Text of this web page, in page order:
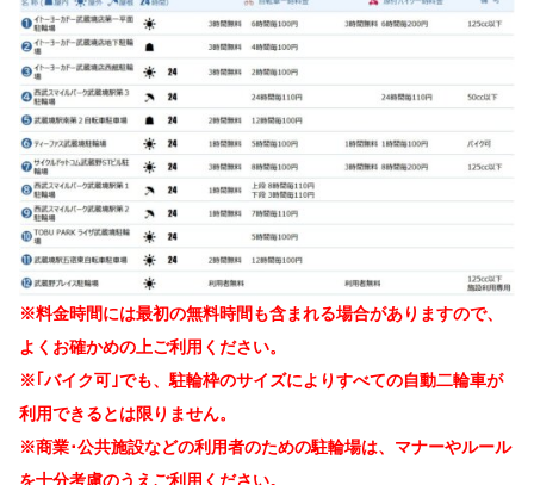
※料金時間には最初の無料時間も含まれる場合がありますので、
よくお確かめの上ご利用ください。
※｢バイク可｣でも、駐輪枠のサイズによりすべての自動二輪車が
利用できるとは限りません。
※商業･公共施設などの利用者のための駐輪場は、マナーやルール
を十分考慮のうえご利用ください。